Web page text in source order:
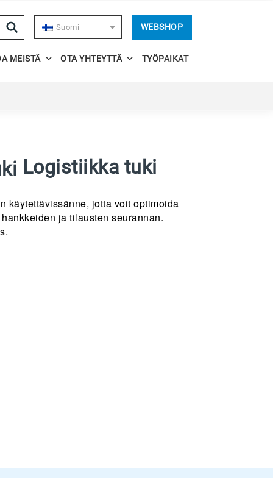
Suomi WEBSHOP
MEISTÄ OTA YHTEYTTÄ TYÖPAIKAT
Logistiikka tuki
käytettävissänne, jotta voit optimoida
ja tilausten seurannan.